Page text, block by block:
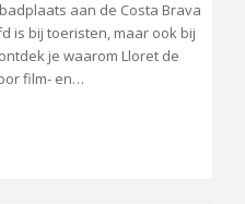
aan de Costa Brava
is bij toeristen, maar ook bij
je waarom Lloret de
film- en…